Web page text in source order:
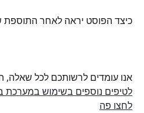
כיצד הפוסט יראה לאחר התוספת
אנו עומדים לרשותכם לכל שאלה,
לטיפים נוספים בשימוש
לחצו פה